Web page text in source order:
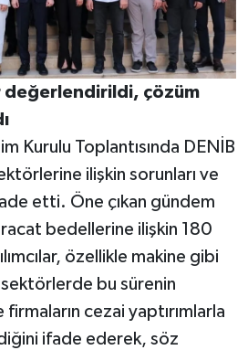
değerlendirildi, çözüm
Kurulu Toplantısında DENİB
ilişkin sorunları ve
etti. Öne çıkan gündem
bedellerine ilişkin 180
özellikle makine gibi
bu sürenin
firmaların cezai yaptırımlarla
ifade ederek, söz